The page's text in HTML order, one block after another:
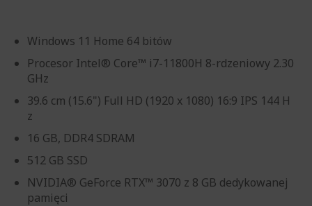
Windows 11 Home 64 bitów
Procesor Intel® Core™ i7-11800H 8-rdzeniowy 2.30
GHz
39.6 cm (15.6") Full HD (1920 x 1080) 16:9 IPS 144 H
z
16 GB, DDR4 SDRAM
512 GB SSD
NVIDIA® GeForce RTX™ 3070 z 8 GB dedykowanej
pamięci